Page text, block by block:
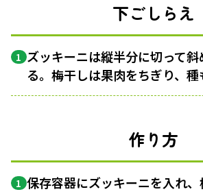
下ごしらえ
1 ズッキーニは縦半分に切って
る。梅干しは果肉をちぎり、種
作り方
1 保存容器にズッキーニを入れ